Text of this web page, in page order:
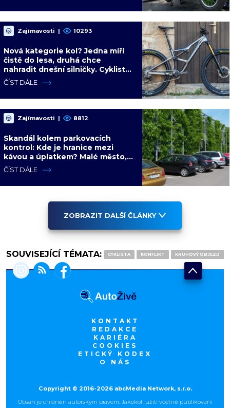
Zajímavosti | 10293
Nová kategorie kol? Jedna míří
čistě do lesa, druhá chce
nahradit dnešní silničky. Cyklisté
mají rozporuplné názory
ČÍST DÁLE
Zajímavosti | 8812
Skandál kolem parkovacích
kontrol: Kde je hranice mezi
kávou a úplatkem? Malé město,
malá výhoda, velký problém
ČÍST DÁLE
ZOBRAZIT DALŠÍ ČLÁNKY
SOUVISEJÍCÍ TÉMATA: CYKLISTA KONFLIKT KRUHOVÝ OBJEZD
KONTAKT
REDAKCE
KARIÉRA
COOKIES
ETICKÝ KODEX
O NÁS
Copyright © 2016-2026 abcMedia Network, s.r.o.
Obsah je chráněn autorským právem. Jakékoli užití včetně publikování